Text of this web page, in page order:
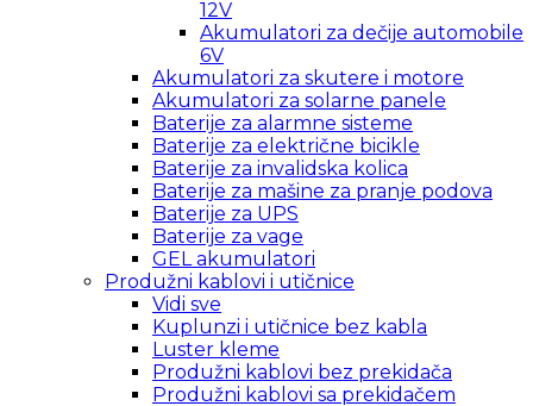
12V
Akumulatori za dečije automobile
6V
Akumulatori za skutere i motore
Akumulatori za solarne panele
Baterije za alarmne sisteme
Baterije za električne bicikle
Baterije za invalidska kolica
Baterije za mašine za pranje podova
Baterije za UPS
Baterije za vage
GEL akumulatori
Produžni kablovi i utičnice
Vidi sve
Kuplunzi i utičnice bez kabla
Luster kleme
Produžni kablovi bez prekidača
Produžni kablovi sa prekidačem